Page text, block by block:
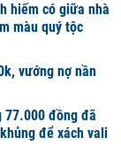
hiếm có giữa nhà
màu quý tộc
vướng nợ nần
77.000 đồng đã
để xách vali